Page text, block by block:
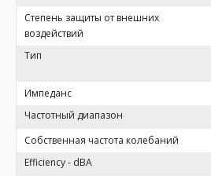
Степень защиты от внешних
воздействий
Тип
Импеданс
Частотный диапазон
Собственная частота колебаний
Efficiency - dBA